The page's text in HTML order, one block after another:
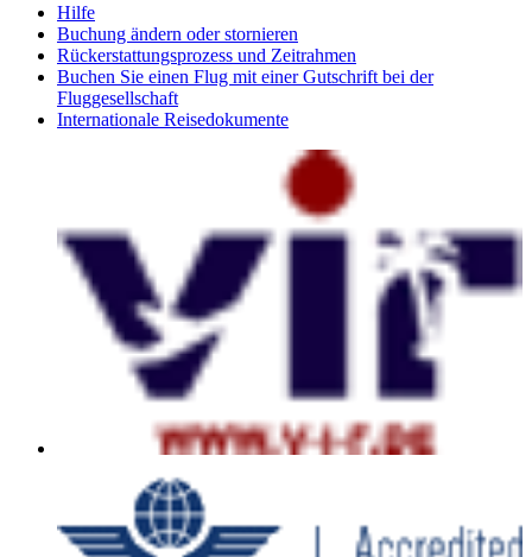
Hilfe
Buchung ändern oder stornieren
Rückerstattungsprozess und Zeitrahmen
Buchen Sie einen Flug mit einer Gutschrift bei der
Fluggesellschaft
Internationale Reisedokumente